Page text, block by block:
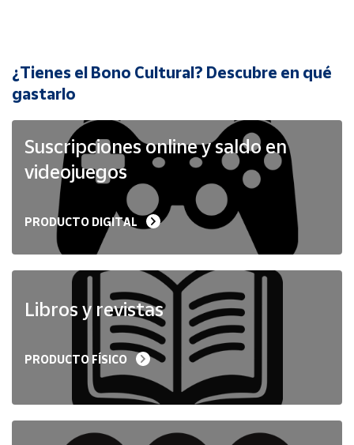
Cuenta
Ubicación
Península
Baleares
Melilla
¿Tienes el Bono Cultural? Descubre en qué
gastarlo
Suscripciones online y saldo en
videojuegos
PRODUCTO DIGITAL
Libros y revistas
PRODUCTO FÍSICO